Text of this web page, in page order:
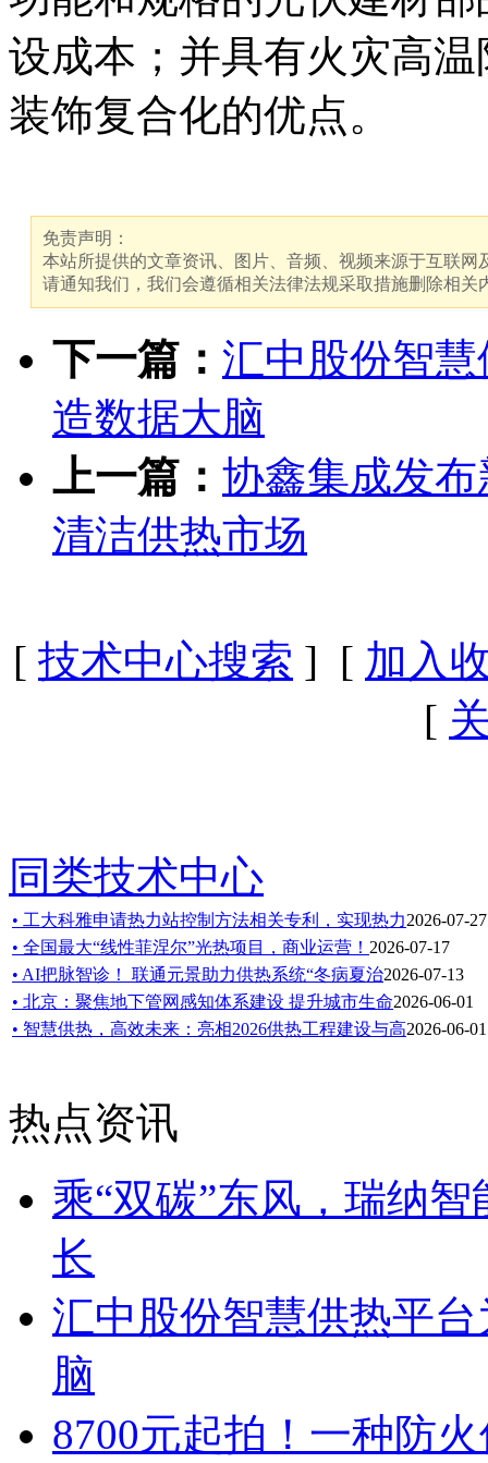
设成本；并具有火灾高
装饰复合化的优点。
免责声明：
本站所提供的文章资讯、图片、音频、视频来源于互联
请通知我们，我们会遵循相关法律法规采取措施删除相关
下一篇： 汇中股份智
造数据大脑
上一篇： 协鑫集成发
清洁供热市场
[ 技术中心搜索 ] [ 加入
[
同类技术中心
• 工大科雅申请热力站控制方法相关专利，实现热力2026-07-27
• 全国最大“线性菲涅尔”光热项目，商业运营！ 2026-07-17
• AI把脉智诊！ 联通元景助力供热系统“冬病夏治2026-07-13
• 北京：聚焦地下管网感知体系建设 提升城市生命2026-06-01
• 智慧供热，高效未来：亮相2026供热工程建设与高2026-06-01
热点资讯
乘“双碳”东风，瑞纳
长
汇中股份智慧供热平
脑
8700元起拍！一种防